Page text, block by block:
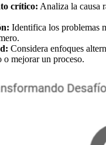
crítico: Analiza la causa
Identifica los problemas
Considera enfoques
mejorar un proceso.